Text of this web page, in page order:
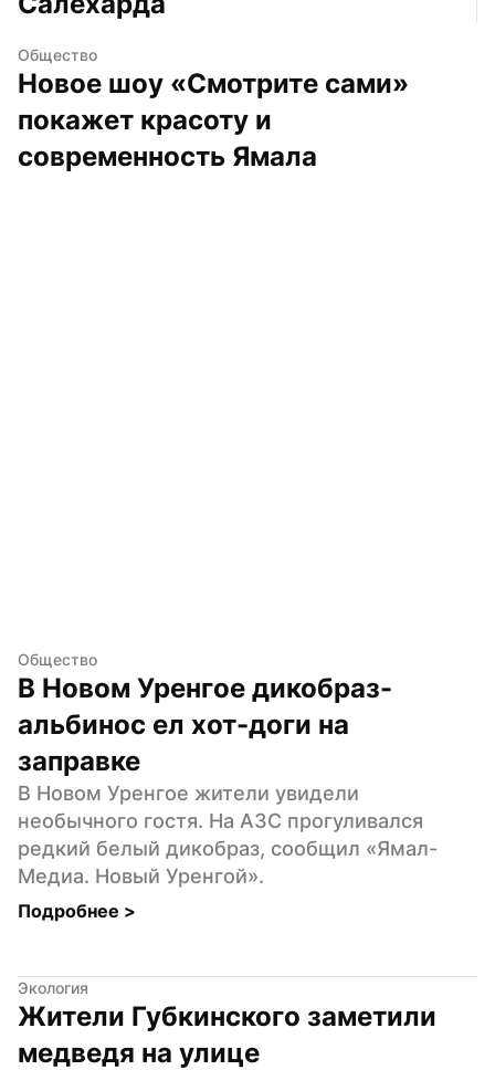
Общество
Новое шоу «Смотрите сами»
покажет красоту и
современность Ямала
Общество
В Новом Уренгое дикобраз-
альбинос ел хот-доги на
заправке
В Новом Уренгое жители увидели
необычного гостя. На АЗС прогуливался
редкий белый дикобраз, сообщил «Ямал-
Медиа. Новый Уренгой».
Подробнее >
Экология
Жители Губкинского заметили
медведя на улице